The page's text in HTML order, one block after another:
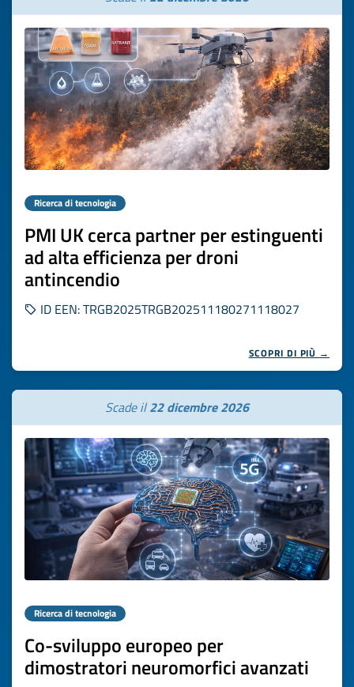
Ricerca di tecnologia
PMI UK cerca partner per estinguenti
ad alta efficienza per droni
antincendio
ID EEN: TRGB2025TRGB202511180271118027
SCOPRI DI PIÙ →
Scade il22 dicembre 2026
Ricerca di tecnologia
Co-sviluppo europeo per
dimostratori neuromorfici avanzati